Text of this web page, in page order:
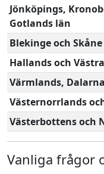
Jönköpings,
Gotlands län
Blekinge och
Hallands och
Värmlands,
Västernorrlands
Västerbottens och
Vanliga frågor